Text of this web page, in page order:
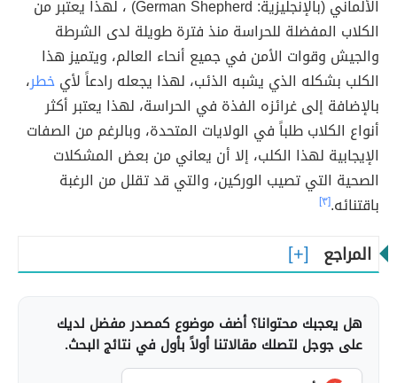
الألماني (بالإنجليزية: German Shepherd) ، لهذا يعتبر من
الكلاب المفضلة للحراسة منذ فترة طويلة لدى الشرطة
والجيش وقوات الأمن في جميع أنحاء العالم، ويتميز هذا
الكلب بشكله الذي يشبه الذئب، لهذا يجعله رادعاً لأيخطر،
بالإضافة إلى غرائزه الفذة في الحراسة، لهذا يعتبر أكثر
أنواع الكلاب طلباً في الولايات المتحدة، وبالرغم من الصفات
الإيجابية لهذا الكلب، إلا أن يعاني من بعض المشكلات
الصحية التي تصيب الوركين، والتي قد تقلل من الرغبة
باقتنائه.[٣]
المراجع
هل يعجبك محتوانا؟ أضف موضوع كمصدر مفضل لديك
على جوجل لتصلك مقالاتنا أولاً بأول في نتائج البحث.